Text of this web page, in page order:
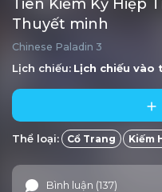
Tiên Kiếm Kỳ Hiệp
Thuyết minh
Chinese Paladin 3
Lịch chiếu: Lịch chiếu vào
Thể loại: Cổ Trang Kiếm
Bình luận (137)